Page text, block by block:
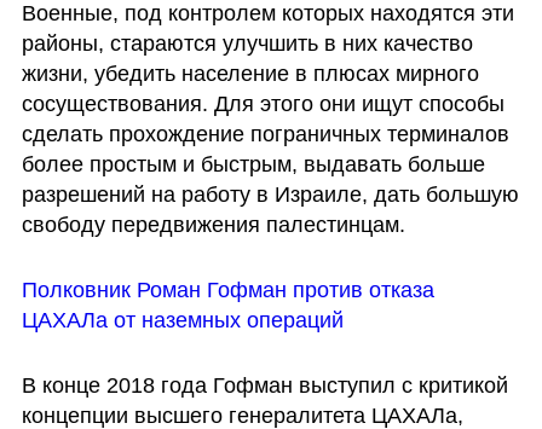
Военные, под контролем которых находятся эти
районы, стараются улучшить в них качество
жизни, убедить население в плюсах мирного
сосуществования. Для этого они ищут способы
сделать прохождение пограничных терминалов
более простым и быстрым, выдавать больше
разрешений на работу в Израиле, дать большую
свободу передвижения палестинцам.
Полковник Роман Гофман против отказа
ЦАХАЛа от наземных операций
В конце 2018 года Гофман выступил с критикой
концепции высшего генералитета ЦАХАЛа,